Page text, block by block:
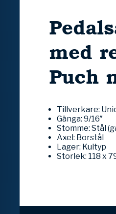
med
Puch
Tillverkare:
Gänga: 9/16″
Stomme: Stål
Axel: Borstål
Lager: Kultyp
Storlek: 118 x